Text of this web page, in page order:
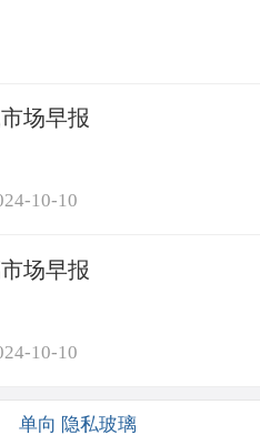
场早报
10-10
场早报
10-10
单向 隐私玻璃